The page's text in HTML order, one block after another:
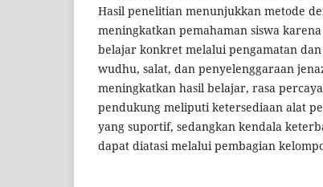
Hasil penelitian menunjukkan metode
meningkatkan pemahaman siswa
belajar konkret melalui pengamatan
wudhu, salat, dan penyelenggaraan
meningkatkan hasil belajar, rasa
pendukung meliputi ketersediaan alat
yang suportif, sedangkan kendala
dapat diatasi melalui pembagian